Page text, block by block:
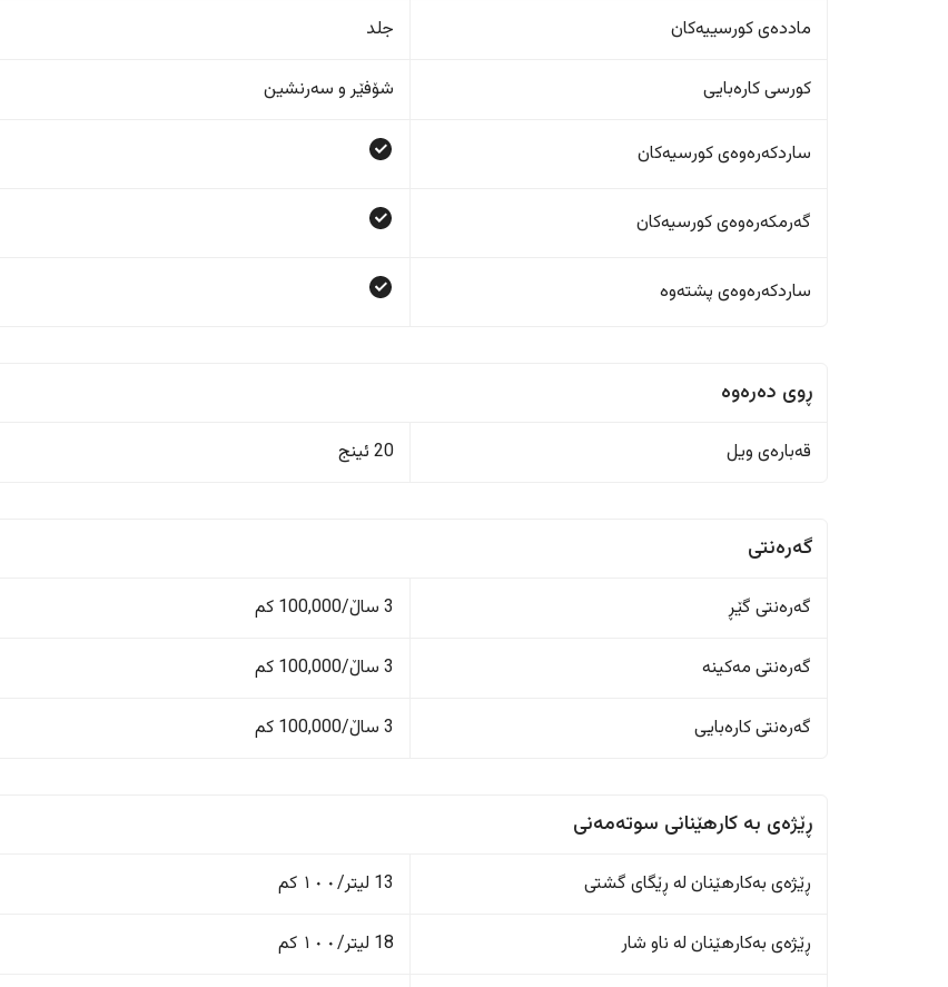
ماددەی کورسییەکان جلد
کورسی کارەبایی شۆفێر و سەرنشین
ساردکەرەوەی کورسیەکان
گەرمکەرەوەی کورسیەکان
ساردکەرەوەی پشتەوە
ڕوی دەرەوە
قەبارەی ویل 20 ئینج
گەرەنتی
گەرەنتی گێڕ 3 ساڵ/100,000 کم
گەرەنتی مەکینە 3 ساڵ/100,000 کم
گەرەنتی کارەبایی 3 ساڵ/100,000 کم
ڕێژەى به کارهێنانی سوتەمەنی
ڕێژەى بەکارهێنان له ڕێگای گشتی 13 لیتر/١٠٠ کم
ڕێژەى بەکارهێنان له ناو شار 18 لیتر/١٠٠ کم